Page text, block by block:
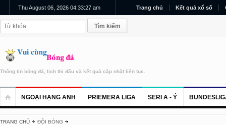
Thu August 06, 2026 04:33:27 am Trang chủ Kết quả xổ số
Thông tin bóng đá, lịch thi đấu và kết quả cập nhật liên tục.
NGOẠI HẠNG ANH PRIEMERA LIGA SERI A - Ý
TRANG CHỦ ĐỘI BÓNG